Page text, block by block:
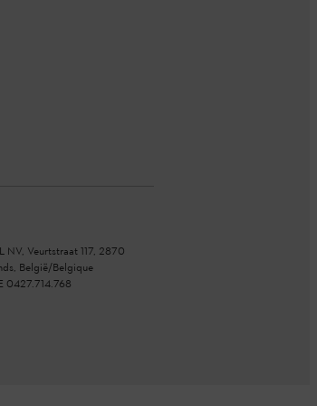
NV, Veurtstraat 117, 2870
België/Belgique
0427.714.768